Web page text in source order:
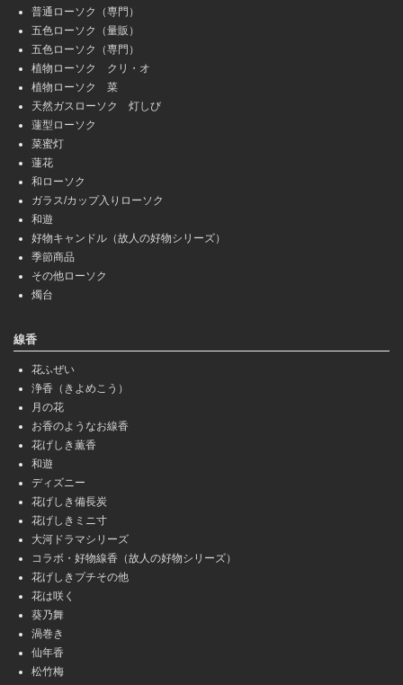
普通ローソク（専門）
五色ローソク（量販）
五色ローソク（専門）
植物ローソク クリ・オ
植物ローソク 菜
天然ガスローソク 灯しび
蓮型ローソク
菜蜜灯
蓮花
和ローソク
ガラス/カップ入りローソク
和遊
好物キャンドル（故人の好物シリーズ）
季節商品
その他ローソク
燭台
線香
花ふぜい
浄香（きよめこう）
月の花
お香のようなお線香
花げしき薫香
和遊
ディズニー
花げしき備長炭
花げしきミニ寸
大河ドラマシリーズ
コラボ・好物線香（故人の好物シリーズ）
花げしきプチその他
花は咲く
葵乃舞
渦巻き
仙年香
松竹梅